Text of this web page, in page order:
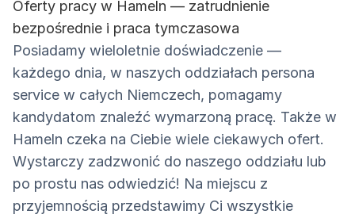
Oferty pracy w Hameln — zatrudnienie
bezpośrednie i praca tymczasowa
Posiadamy wieloletnie doświadczenie —
każdego dnia, w naszych oddziałach persona
service w całych Niemczech, pomagamy
kandydatom znaleźć wymarzoną pracę. Także w
Hameln czeka na Ciebie wiele ciekawych ofert.
Wystarczy zadzwonić do naszego oddziału lub
po prostu nas odwiedzić! Na miejscu z
przyjemnością przedstawimy Ci wszystkie